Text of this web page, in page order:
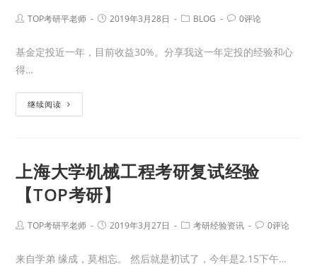
TOP考研平老师 2019年3月28日 BLOG 0评论
基金定投近一年，目前收益30%。分享我这一年定投的经验和心
得…
继续阅读
上海大学机械工程考研复试经验
【TOP考研】
TOP考研平老师 2019年3月27日 考研经验资讯 0评论
来自学弟 缘成，莫相忘。 然后就是初试了，今年是2.15下午…